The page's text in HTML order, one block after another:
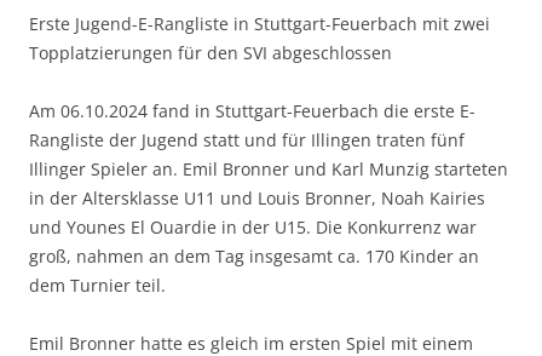
Erste Jugend-E-Rangliste in Stuttgart-Feuerbach mit zwei
Topplatzierungen für den SVI abgeschlossen
Am 06.10.2024 fand in Stuttgart-Feuerbach die erste E-
Rangliste der Jugend statt und für Illingen traten fünf
Illinger Spieler an. Emil Bronner und Karl Munzig starteten
in der Altersklasse U11 und Louis Bronner, Noah Kairies
und Younes El Ouardie in der U15. Die Konkurrenz war
groß, nahmen an dem Tag insgesamt ca. 170 Kinder an
dem Turnier teil.
Emil Bronner hatte es gleich im ersten Spiel mit einem